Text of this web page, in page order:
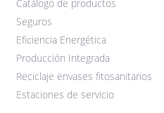
Catálogo de productos
Seguros
Eficiencia Energética
Producción Integrada
Reciclaje envases fitosanitarios
Estaciones de servicio